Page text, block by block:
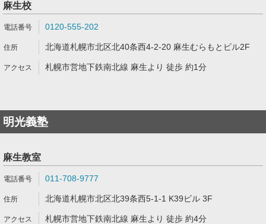
麻生校
0120-555-202
北海道札幌市北区北40条西4-2-20 麻生むらもとビル2F
札幌市営地下鉄南北線 麻生より 徒歩 約1分
明光義塾
麻生教室
011-708-9777
北海道札幌市北区北39条西5-1-1 K39ビル 3F
札幌市営地下鉄南北線 麻生より 徒歩 約4分